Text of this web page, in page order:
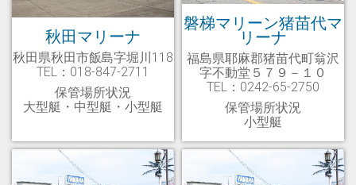
秋田マリーナ
秋田県秋田市飯島字堀川118
TEL：018-847-2711
保管場所状況
大型艇・中型艇・小型艇
磐梯マリーン猪苗代マ
リーナ
福島県耶麻郡猪苗代町翁沢
字不動堂５７９－１０
TEL：0242-65-2750
保管場所状況
小型艇